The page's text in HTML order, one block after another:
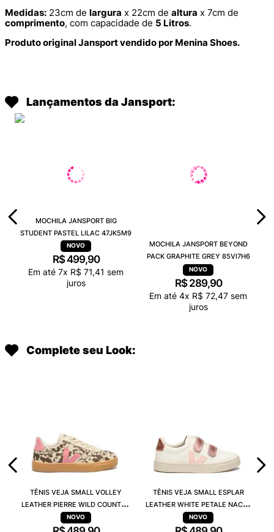
Medidas: 23cm de largura x 22cm de altura x 7cm de
comprimento, com capacidade de 5 Litros.
Produto original Jansport vendido por Menina Shoes.
Lançamentos da Jansport:
MOCHILA JANSPORT BIG
STUDENT PASTEL LILAC 47JK5M9
R$499,90
Em até 7x R$ 71,41 sem
juros
MOCHILA JANSPORT BEYOND
PACK GRAPHITE GREY 85VI7H6
R$ 289,90
Em até 4x R$ 72,47 sem
juros
Complete seu Look:
TÊNIS VEJA SMALL VOLLEY
LEATHER PIERRE WILD COUNTRY
MARY SY2021824C
TÊNIS VEJA SMALL ESPLAR
LEATHER WHITE PETALE NACRE
SV0520604C